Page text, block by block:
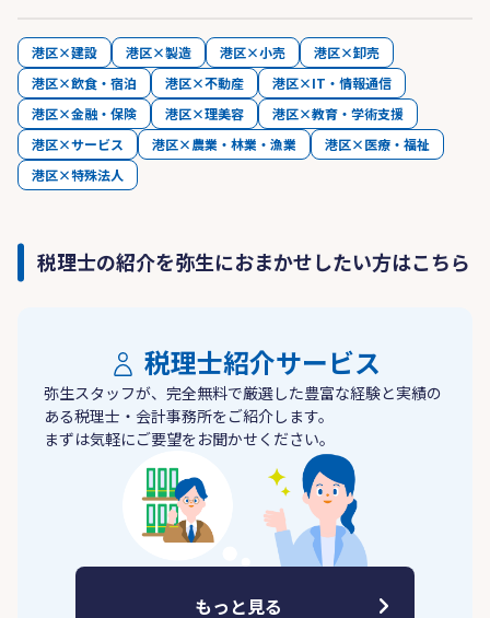
港区×建設 港区×製造 港区×小売
港区×卸売
港区×飲食・宿泊
港区×不動産
港区×IT・情報通信
港区×金融・保険
港区×理美容
港区×教育・学術支援
港区×サービス
港区×農業・林業・漁業
港区×医療・福祉
港区×特殊法人
税理士の紹介を弥生におまかせしたい方はこちら
税理士紹介サービス
弥生スタッフが、完全無料で厳選した豊富な経験と実績の
ある税理士・会計事務所をご紹介します。
まずは気軽にご要望をお聞かせください。
もっと見る